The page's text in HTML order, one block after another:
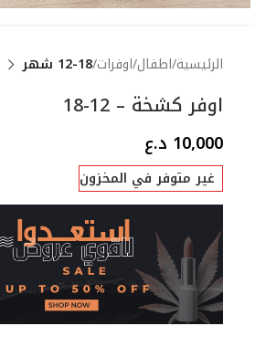
الرئيسية اطفال اوفرات 12-18 شهر
اوفر كشخة – 12-18
10,000 د.ع
غير متوفر في المخزون